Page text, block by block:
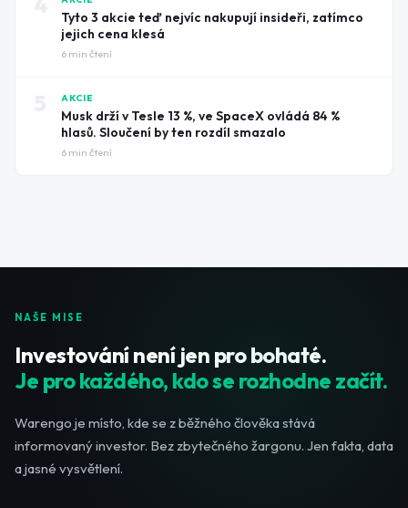
Tyto 3 akcie teď nejvíc nakupují insideři, zatímco
jejich cena klesá
6 min čtení
AKCIE
Musk drží v Tesle 13 %, ve SpaceX ovládá 84 %
hlasů. Sloučení by ten rozdíl smazalo
6 min čtení
NAŠE MISE
Investování není jen pro bohaté.
Je pro každého, kdo se rozhodne začít.
Warengo je místo, kde se z běžného člověka stává
informovaný investor. Bez zbytečného žargonu. Jen fakta, data
a jasné vysvětlení.